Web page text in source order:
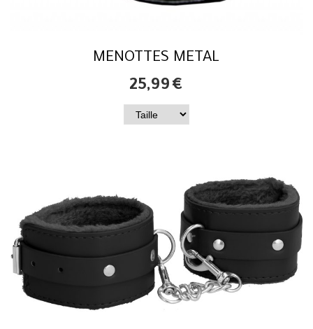
MENOTTES METAL
25,99 €